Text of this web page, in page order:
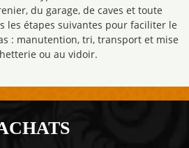
du garage, de caves et toute
les étapes suivantes pour faciliter le
: manutention, tri, transport et mise
ou au vidoir.